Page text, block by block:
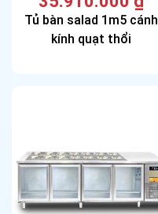
Tủ bàn salad 1m5 cánh
kính quạt thổi